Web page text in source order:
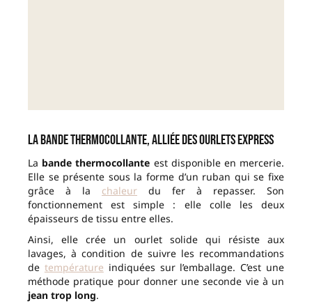
La bande thermocollante, alliée des ourlets express
La bande thermocollante est disponible en mercerie.
Elle se présente sous la forme d’un ruban qui se fixe
grâce à la chaleur du fer à repasser. Son
fonctionnement est simple : elle colle les deux
épaisseurs de tissu entre elles.
Ainsi, elle crée un ourlet solide qui résiste aux
lavages, à condition de suivre les recommandations
de température indiquées sur l’emballage. C’est une
méthode pratique pour donner une seconde vie à un
jean trop long.